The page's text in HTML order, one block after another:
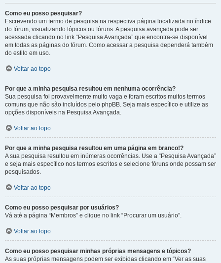
Como eu posso pesquisar?
Escrevendo um termo de pesquisa na respectiva página localizada no índice
do fórum, visualizando tópicos ou fóruns. A pesquisa avançada pode ser
acessada clicando no link “Pesquisa Avançada” que encontra-se disponível
em todas as páginas do fórum. Como acessar a pesquisa dependerá também
do estilo em uso.
Voltar ao topo
Por que a minha pesquisa resultou em nenhuma ocorrência?
Sua pesquisa foi provavelmente muito vaga e foram escritos muitos termos
comuns que não são incluídos pelo phpBB. Seja mais específico e utilize as
opções disponíveis na Pesquisa Avançada.
Voltar ao topo
Por que a minha pesquisa resultou em uma página em branco!?
A sua pesquisa resultou em inúmeras ocorrências. Use a “Pesquisa Avançada”
e seja mais específico nos termos escritos e selecione fóruns onde possam ser
pesquisados.
Voltar ao topo
Como eu posso pesquisar por usuários?
Vá até a página “Membros” e clique no link “Procurar um usuário”.
Voltar ao topo
Como eu posso pesquisar minhas próprias mensagens e tópicos?
As suas próprias mensagens podem ser exibidas clicando em “Ver as suas